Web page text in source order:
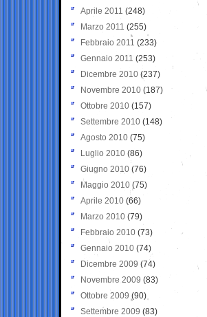
Aprile 2011 (248)
Marzo 2011 (255)
Febbraio 2011 (233)
Gennaio 2011 (253)
Dicembre 2010 (237)
Novembre 2010 (187)
Ottobre 2010 (157)
Settembre 2010 (148)
Agosto 2010 (75)
Luglio 2010 (86)
Giugno 2010 (76)
Maggio 2010 (75)
Aprile 2010 (66)
Marzo 2010 (79)
Febbraio 2010 (73)
Gennaio 2010 (74)
Dicembre 2009 (74)
Novembre 2009 (83)
Ottobre 2009 (90)
Settembre 2009 (83)